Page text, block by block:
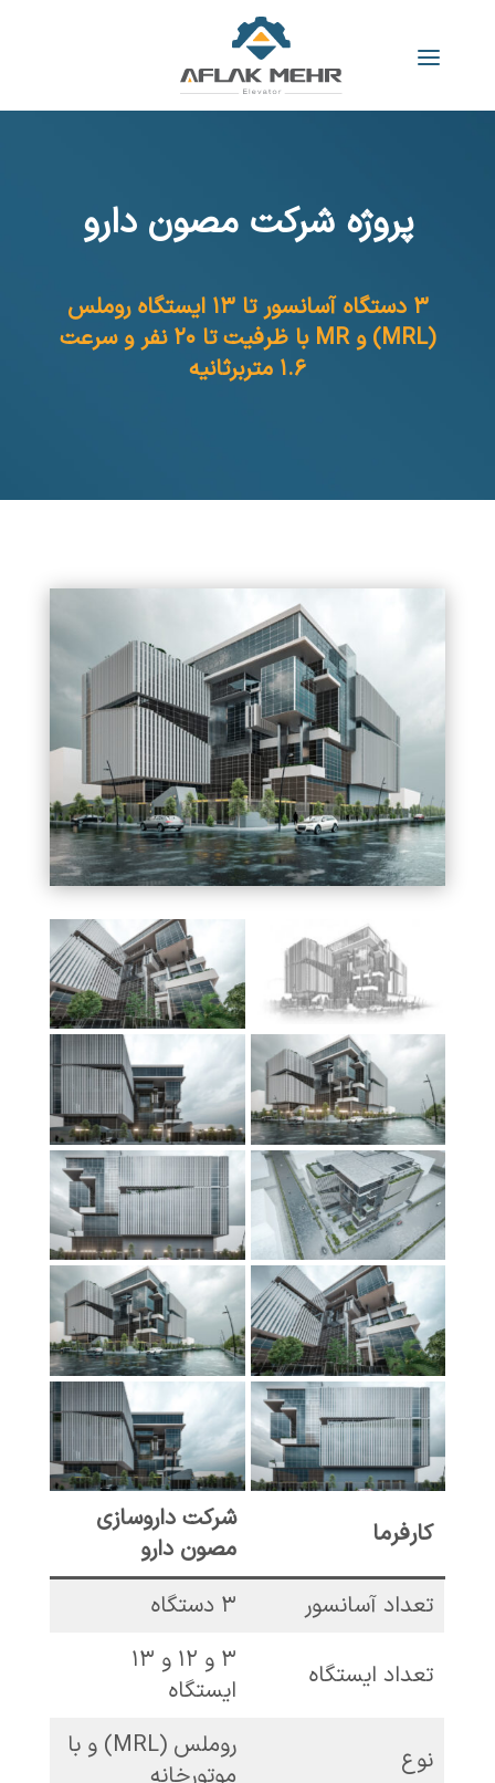
پروژه شرکت مصون دارو
۳ دستگاه آسانسور تا ۱۳ ایستگاه روملس
(MRL) و MR با ظرفیت تا ۲۰ نفر و سرعت
۱.۶ متربرثانیه
کارفرما
شرکت داروسازی
مصون دارو
تعداد آسانسور
۳ دستگاه
تعداد ایستگاه
۳ و ۱۲ و ۱۳
ایستگاه
نوع
روملس (MRL) و با